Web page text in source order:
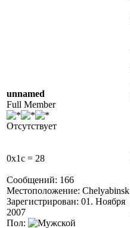
unnamed
Full Member
Отсутствует
0x1c = 28
Сообщений: 166
Местоположение: Chelyabinsk
Зарегистрирован: 01. Ноября
2007
Пол: